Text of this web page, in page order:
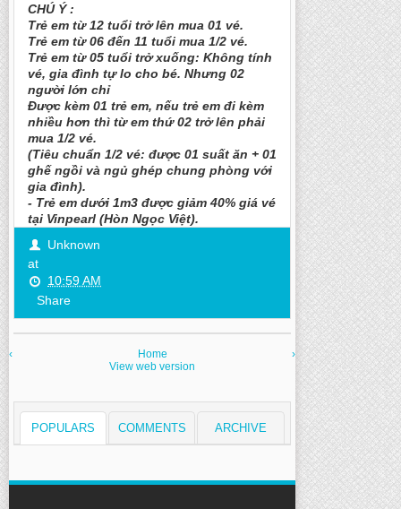
CHÚ Ý :
Trẻ em từ 12 tuổi trở lên mua 01 vé.
Trẻ em từ 06 đến 11 tuổi mua 1/2 vé.
Trẻ em từ 05 tuổi trở xuống: Không tính
vé, gia đình tự lo cho bé. Nhưng 02
người lớn chỉ
Được kèm 01 trẻ em, nếu trẻ em đi kèm
nhiều hơn thì từ em thứ 02 trở lên phải
mua 1/2 vé.
(Tiêu chuẩn 1/2 vé: được 01 suất ăn + 01
ghế ngồi và ngủ ghép chung phòng với
gia đình).
- Trẻ em dưới 1m3 được giảm 40% giá vé
tại Vinpearl (Hòn Ngọc Việt).
Unknown
at
10:59 AM
Share
‹ ›
Home
View web version
POPULARS COMMENTS ARCHIVE